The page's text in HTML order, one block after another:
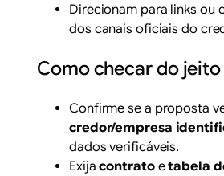
Direcionam para links ou
dos canais oficiais do
Como checar do
Confirme se a proposta
credor/empresa
dados verificáveis.
Exijacontratoetabela